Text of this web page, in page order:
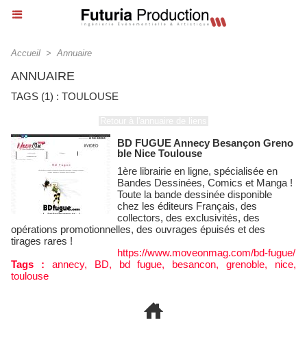
Accueil > Annuaire
ANNUAIRE
TAGS (1) : TOULOUSE
BD FUGUE Annecy Besançon Greno
ble Nice Toulouse
1ère librairie en ligne, spécialisée en
Bandes Dessinées, Comics et Manga !
Toute la bande dessinée disponible
chez les éditeurs Français, des
collectors, des exclusivités, des
opérations promotionnelles, des ouvrages épuisés et des
tirages rares !
https://www.moveonmag.com/bd-fugue/
Tags : annecy, BD, bd fugue, besancon, grenoble, nice,
toulouse